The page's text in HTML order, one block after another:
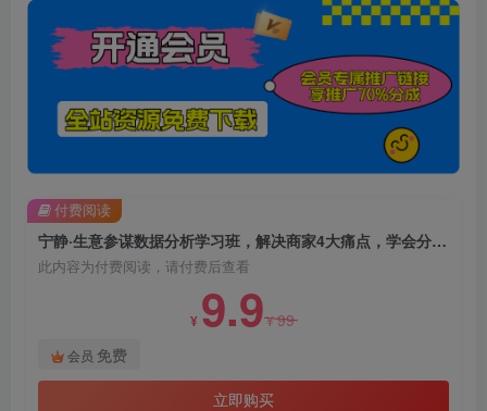
宁静·生意参谋数据分析学习班，解决商家4大痛点，学会分析数据，打造爆款！
此内容为付费阅读，请付费后查看
¥ 9.9¥99
会员 免费
立即购买
付费阅读